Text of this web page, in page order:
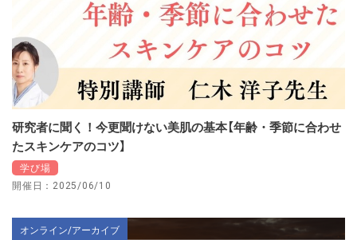
研究者に聞く！今更聞けない美肌の基本【年齢・季節に合わせ
たスキンケアのコツ】
学び場
開催日：2025/06/10
オンライン/アーカイブ